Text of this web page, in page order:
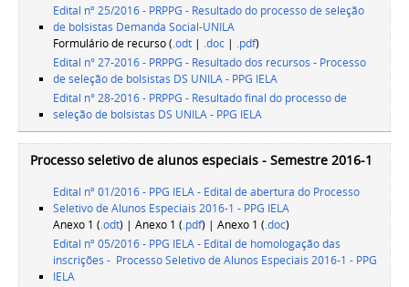
Edital nº 25/2016 - PRPPG - Resultado do processo de seleção
de bolsistas Demanda Social-UNILA
Formulário de recurso (.odt | .doc | .pdf)
Edital n° 27-2016 - PRPPG - Resultado dos recursos - Processo
de seleção de bolsistas DS UNILA - PPG IELA
Edital n° 28-2016 - PRPPG - Resultado final do processo de
seleção de bolsistas DS UNILA - PPG IELA
Processo seletivo de alunos especiais - Semestre 2016-1
Edital nº 01/2016 - PPG IELA - Edital de abertura do Processo
Seletivo de Alunos Especiais 2016-1 - PPG IELA
Anexo 1 (.odt) | Anexo 1 (.pdf) | Anexo 1 (.doc)
Edital nº 05/2016 - PPG IELA - Edital de homologação das
inscrições - Processo Seletivo de Alunos Especiais 2016-1 - PPG
IELA